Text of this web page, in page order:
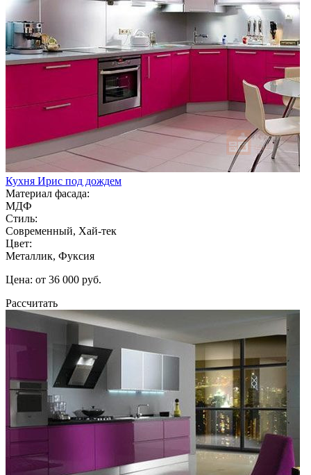
Кухня Ирис под дождем
Материал фасада:
МДФ
Стиль:
Современный, Хай-тек
Цвет:
Металлик, Фуксия
Цена: от 36 000 руб.
Рассчитать